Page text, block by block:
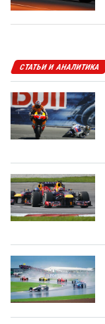
СТАТЬИ И АНАЛИТИКА